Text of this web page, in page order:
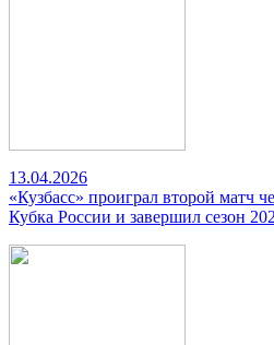
13.04.2026
«Кузбасс» проиграл второй матч
Кубка России и завершил сезон